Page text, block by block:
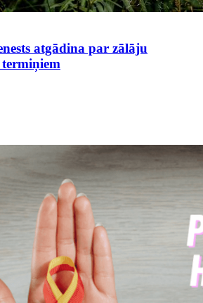
atgādina par zālāju